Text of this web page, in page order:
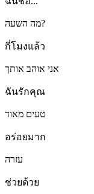
מה השעה?
กี่โมงแล้ว
אני אוהב אותך
ฉันรักคุณ
טעים מאוד
อร่อยมาก
עזרה
ช่วยด้วย